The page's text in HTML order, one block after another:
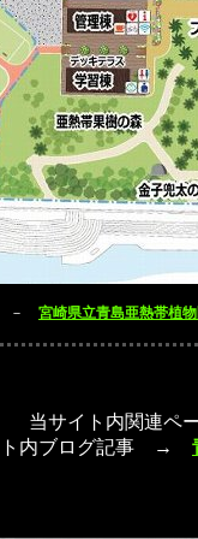
－ 宮崎県立青島亜熱帯植
当サイト内関連
ト内ブログ記事 →